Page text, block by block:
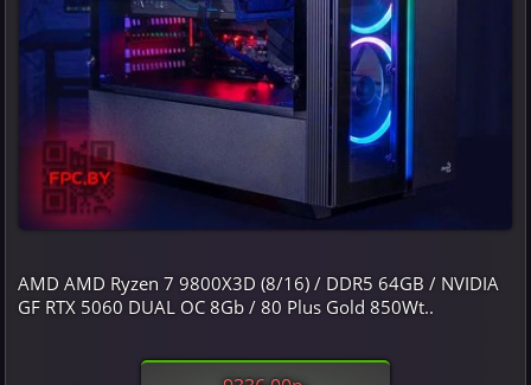
AMD AMD Ryzen 7 9800X3D (8/16) / DDR5 64GB / NVIDIA
GF RTX 5060 DUAL OC 8Gb / 80 Plus Gold 850Wt..